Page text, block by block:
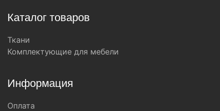
Каталог товаров
Ткани
Комплектующие для мебели
Информация
Оплата